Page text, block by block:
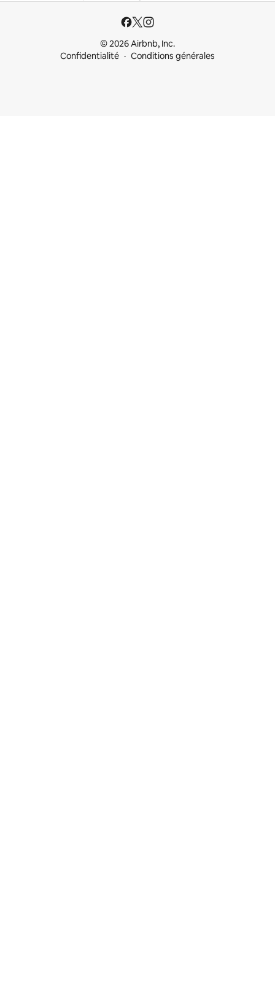
© 2026 Airbnb, Inc.
Confidentialité
Conditions générales